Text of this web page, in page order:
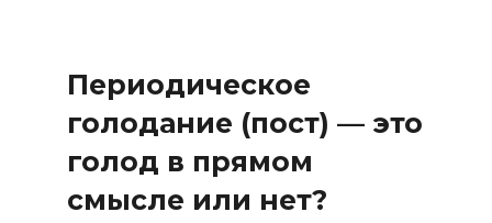
Периодическое
голодание (пост) — это
голод в прямом
смысле или нет?